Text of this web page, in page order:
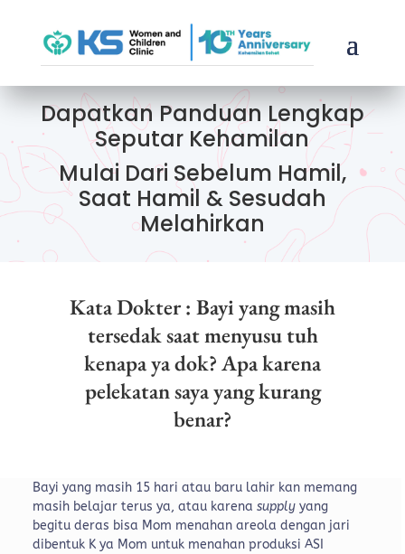
Dapatkan Panduan Lengkap
Seputar Kehamilan
Mulai Dari Sebelum Hamil,
Saat Hamil & Sesudah
Melahirkan
Kata Dokter : Bayi yang masih
tersedak saat menyusu tuh
kenapa ya dok? Apa karena
pelekatan saya yang kurang
benar?
Bayi yang masih 15 hari atau baru lahir kan memang
masih belajar terus ya, atau karena supplyyang
begitu deras bisa Mom menahanareola dengan jari
dibentuk K ya Mom untuk menahan produksi ASI